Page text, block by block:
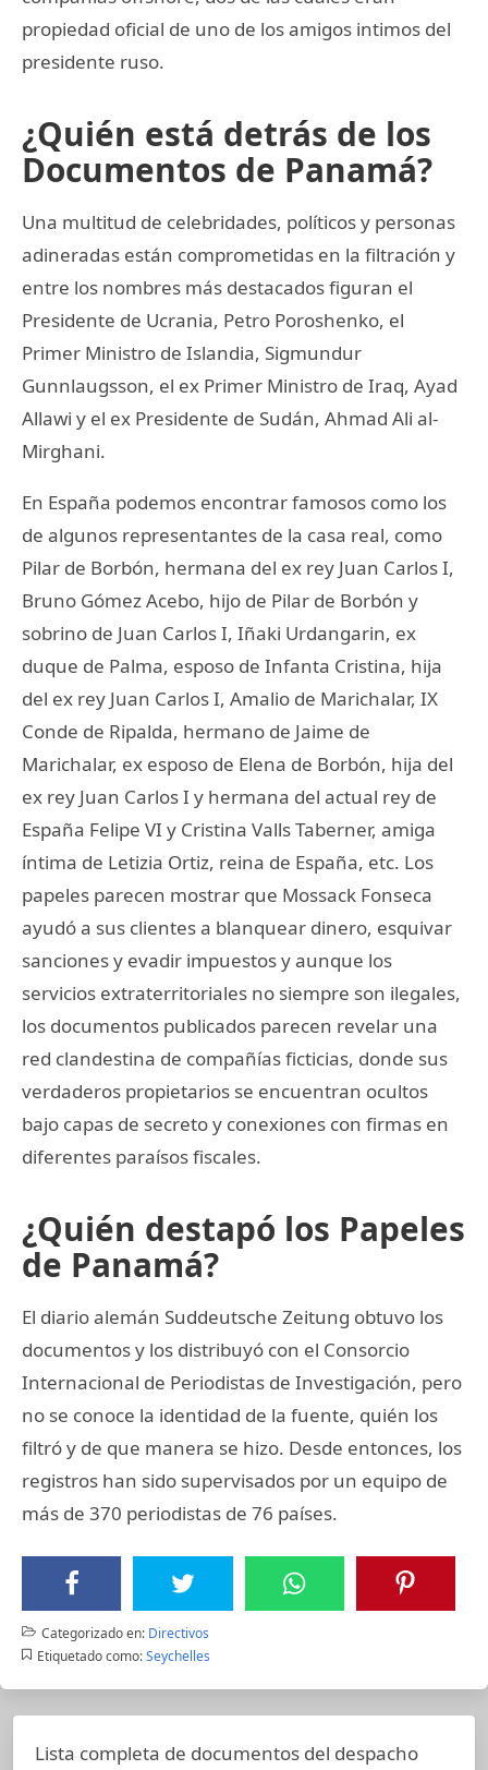
propiedad oficial de uno de los amigos intimos del
presidente ruso.
¿Quién está detrás de los
Documentos de Panamá?
Una multitud de celebridades, políticos y personas
adineradas están comprometidas en la filtración y
entre los nombres más destacados figuran el
Presidente de Ucrania, Petro Poroshenko, el
Primer Ministro de Islandia, Sigmundur
Gunnlaugsson, el ex Primer Ministro de Iraq, Ayad
Allawi y el ex Presidente de Sudán, Ahmad Ali al-
Mirghani.
En España podemos encontrar famosos como los
de algunos representantes de la casa real, como
Pilar de Borbón, hermana del ex rey Juan Carlos I,
Bruno Gómez Acebo, hijo de Pilar de Borbón y
sobrino de Juan Carlos I, Iñaki Urdangarin, ex
duque de Palma, esposo de Infanta Cristina, hija
del ex rey Juan Carlos I, Amalio de Marichalar, IX
Conde de Ripalda, hermano de Jaime de
Marichalar, ex esposo de Elena de Borbón, hija del
ex rey Juan Carlos I y hermana del actual rey de
España Felipe VI y Cristina Valls Taberner, amiga
íntima de Letizia Ortiz, reina de España, etc. Los
papeles parecen mostrar que Mossack Fonseca
ayudó a sus clientes a blanquear dinero, esquivar
sanciones y evadir impuestos y aunque los
servicios extraterritoriales no siempre son ilegales,
los documentos publicados parecen revelar una
red clandestina de compañías ficticias, donde sus
verdaderos propietarios se encuentran ocultos
bajo capas de secreto y conexiones con firmas en
diferentes paraísos fiscales.
¿Quién destapó los Papeles
de Panamá?
El diario alemán Suddeutsche Zeitung obtuvo los
documentos y los distribuyó con el Consorcio
Internacional de Periodistas de Investigación, pero
no se conoce la identidad de la fuente, quién los
filtró y de que manera se hizo. Desde entonces, los
registros han sido supervisados por un equipo de
más de 370 periodistas de 76 países.
Categorizado en: Directivos
Etiquetado como: Seychelles
Lista completa de documentos del despacho